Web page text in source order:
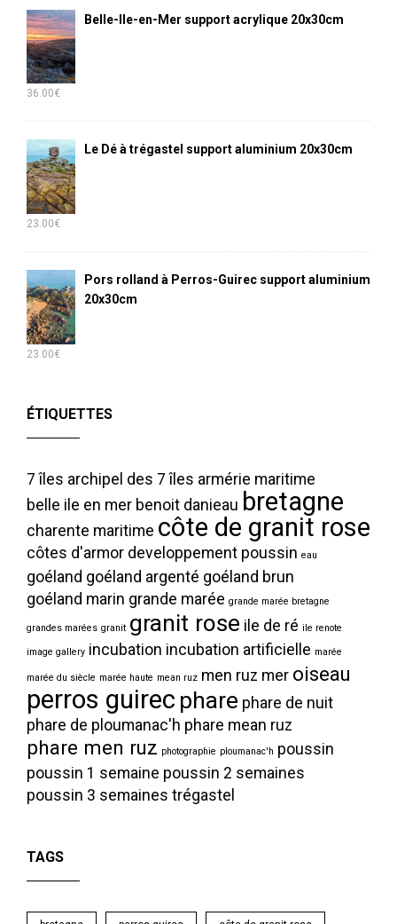
Belle-Ile-en-Mer support acrylique 20x30cm
36.00€
Le Dé à trégastel support aluminium 20x30cm
23.00€
Pors rolland à Perros-Guirec support aluminium
20x30cm
23.00€
ÉTIQUETTES
7 îles archipel des 7 îles armérie maritime
belle ile en mer benoit danieau bretagne
charente maritime côte de granit rose
côtes d'armor developpement poussin eau
goéland goéland argenté goéland brun
goéland marin grande marée grande marée bretagne
grandes marées granit granit rose ile de ré ile renote
image gallery incubation incubation artificielle marée
marée du siècle marée haute mean ruz men ruz mer oiseau
perros guirec phare phare de nuit
phare de ploumanac'h phare mean ruz
phare men ruz photographie ploumanac'h poussin
poussin 1 semaine poussin 2 semaines
poussin 3 semaines trégastel
TAGS